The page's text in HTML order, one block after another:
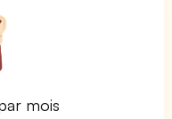
mois